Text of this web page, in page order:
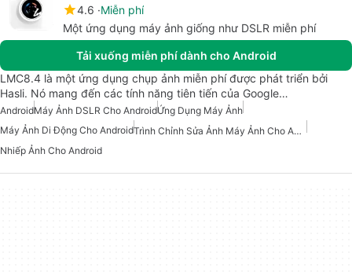
4.6 Miễn phí
Một ứng dụng máy ảnh giống như DSLR miễn phí
Tải xuống miễn phí dành cho Android
LMC8.4 là một ứng dụng chụp ảnh miễn phí được phát triển bởi
Hasli. Nó mang đến các tính năng tiên tiến của Google…
AndroidMáy Ảnh DSLR Cho AndroidỨng Dụng Máy Ảnh
Máy Ảnh Di Động Cho Android
Trình Chỉnh Sửa Ảnh Máy Ảnh Cho Android
Nhiếp Ảnh Cho Android